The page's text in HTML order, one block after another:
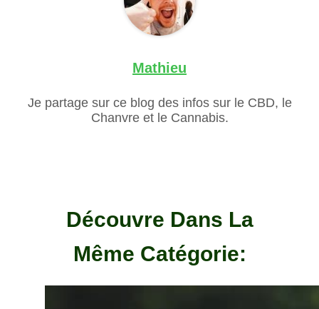
Mathieu
Je partage sur ce blog des infos sur le CBD, le
Chanvre et le Cannabis.
Découvre Dans La
Même Catégorie: